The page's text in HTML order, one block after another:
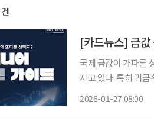
건
[카드뉴스] 금
국제 금값이 가파른
지고 있다. 특히 귀
2026-01-27 08:00